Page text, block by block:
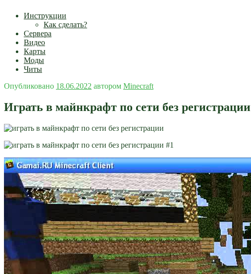
Инструкции
Как сделать?
Сервера
Видео
Карты
Моды
Читы
Опубликовано 18.06.2022 автором Minecraft
Играть в майнкрафт по сети без регистрации